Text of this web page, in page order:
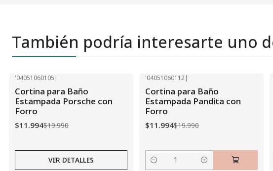
También podría interesarte uno
Agotado
'04051060105 |
Cortina para Baño
Estampada Porsche con
Forro
$11.994$19.990
VER DETALLES
'04051060112|
Cortina para Baño
Estampada Pandita con
Forro
$11.994$19.990
Cantidad